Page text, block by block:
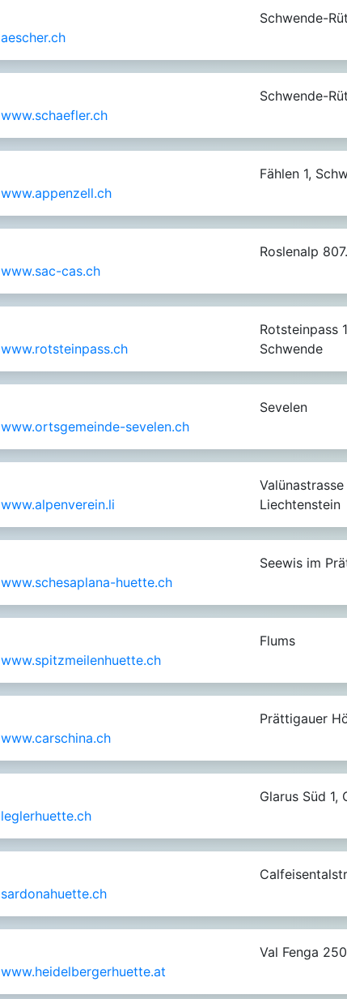
aescher.ch
Schwende-
www.schaefler.ch
Schwende-
www.appenzell.ch
Fählen 1,
www.sac-cas.ch
Roslenalp
www.rotsteinpass.ch
Rotsteinpass
Schwende
www.ortsgemeinde-sevelen.ch
Sevelen
www.alpenverein.li
Liechtenstein
www.schesaplana-huette.ch
Seewis im
www.spitzmeilenhuette.ch
Flums
www.carschina.ch
Prättigauer
leglerhuette.ch
Glarus Süd 1,
sardonahuette.ch
www.heidelbergerhuette.at
Val Fenga